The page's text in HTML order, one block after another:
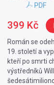
PDF
Román se
19. století a
kteří po smrti
výstředníků
399 Kč